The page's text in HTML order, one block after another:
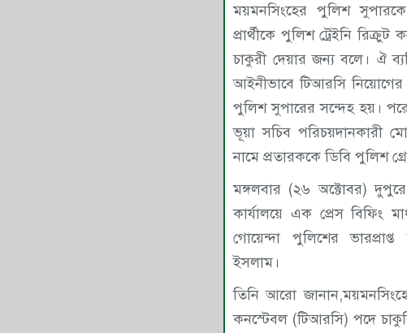
ময়মনসিংহের পুলিশ
প্রার্থীকে পুলিশ ট্রেইনি
চাকুরী দেয়ার জন্য বলে। ঐ
আইনীভাবে টিআরসি
পুলিশ সুপারের সন্দেহ হয়।
ভূয়া সচিব পরিচয়দানকারী
নামে প্রতারককে ডিবি পুলিশ
মঙ্গলবার (২৬ অক্টোবর)
কার্যালয়ে এক প্রেস বিফিং
গোয়েন্দা পুলিশের
ইসলাম।
তিনি আরো
কনস্টেবল (টিআরসি) পদে